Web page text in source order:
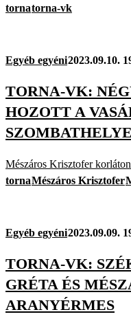
tornatorna-vk
Egyéb egyéni2023.09.10.
TORNA-VK:
HOZOTT A
Mészáros Krisztofer
tornaMészáros Krisztofer
Egyéb egyéni2023.09.09.
TORNA-VK:
GRÉTA ÉS
ARANYÉRMES